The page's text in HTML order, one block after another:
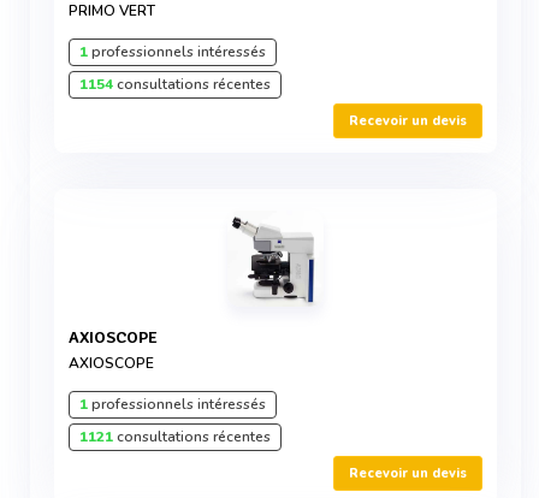
PRIMO VERT
1professionnels intéressés
1154consultations récentes
Recevoir un devis
AXIOSCOPE
AXIOSCOPE
1professionnels intéressés
1121consultations récentes
Recevoir un devis